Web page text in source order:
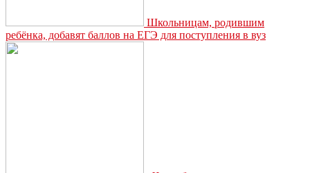
Школьницам, родившим
ребёнка, добавят баллов на ЕГЭ для поступления в вуз